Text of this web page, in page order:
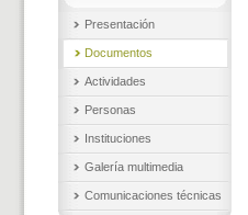
Presentación
Documentos
Actividades
Personas
Instituciones
Galería multimedia
Comunicaciones técnicas